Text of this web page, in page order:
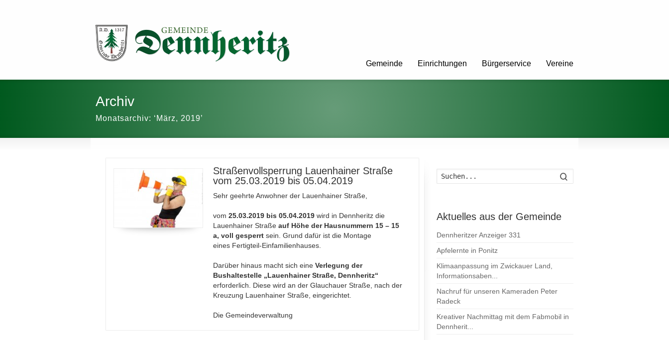
Gemeinde Einrichtungen Bürgerservice Vereine
Archiv
Monatsarchiv: ‘März, 2019’
Straßenvollsperrung Lauenhainer Straße
vom 25.03.2019 bis 05.04.2019
Sehr geehrte Anwohner der Lauenhainer Straße,
vom 25.03.2019 bis 05.04.2019 wird in Dennheritz die
Lauenhainer Straße auf Höhe der Hausnummern 15 – 15
a, voll gesperrt sein. Grund dafür ist die Montage
eines Fertigteil-Einfamilienhauses.
Darüber hinaus macht sich eine Verlegung der
Bushaltestelle „Lauenhainer Straße, Dennheritz“
erforderlich. Diese wird an der Glauchauer Straße, nach der
Kreuzung Lauenhainer Straße, eingerichtet.
Die Gemeindeverwaltung
Aktuelles aus der Gemeinde
Dennheritzer Anzeiger 331
Apfelernte in Ponitz
Klimaanpassung im Zwickauer Land,
Informationsaben...
Nachruf für unseren Kameraden Peter
Radeck
Kreativer Nachmittag mit dem Fabmobil in
Dennherit...